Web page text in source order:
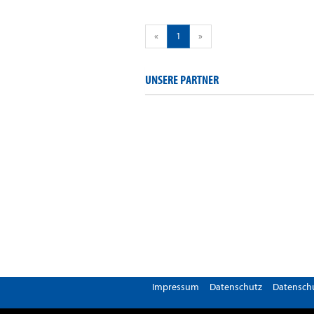
« 1 »
UNSERE PARTNER
Impressum Datenschutz